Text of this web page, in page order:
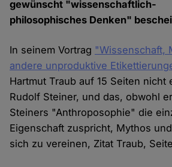
gewünscht "wissenschaftlich-
philosophisches Denken"
In seinem Vortrag "Wissenschaft,
andere unproduktive
Hartmut Traub auf 15 Seiten nicht
Rudolf Steiner, und das, obwohl er
Steiners "Anthroposophie" die
Eigenschaft zuspricht, Mythos
sich zu vereinen, Zitat Traub,